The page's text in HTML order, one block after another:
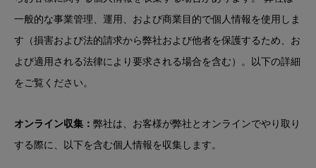
一般的な事業管理、運用、および商業目的で個人情報を使用しま
す（損害および法的請求から弊社および他者を保護するため、お
よび適用される法律により要求される場合を含む）。以下の詳細
をご覧ください。
オンライン収集： 弊社は、お客様が弊社とオンラインでやり取り
する際に、以下を含む個人情報を収集します。